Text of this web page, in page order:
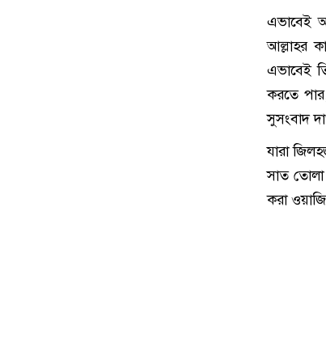
এভাবেই
আল্লাহর
এভাবেই
করতে
সুসংবাদ
যারা
সাত তোলা
করা